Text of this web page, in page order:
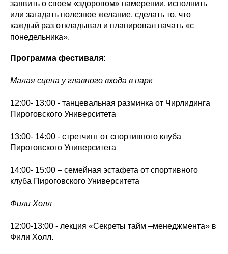
заявить о своем «здоровом» намерении, исполнить
или загадать полезное желание, сделать то, что
каждый раз откладывал и планировал начать «с
понедельника».
Программа фестиваля:
Малая сцена у главного входа в парк
12:00- 13:00 - танцевальная разминка от Чирлидинга
Пироговского Университета
13:00- 14:00 - стретчинг от спортивного клуба
Пироговского Университета
14:00- 15:00 – семейная эстафета от спортивного
клуба Пироговского Университета
Фили Холл
12:00-13:00 - лекция «Секреты тайм –менеджмента» в
Фили Холл.